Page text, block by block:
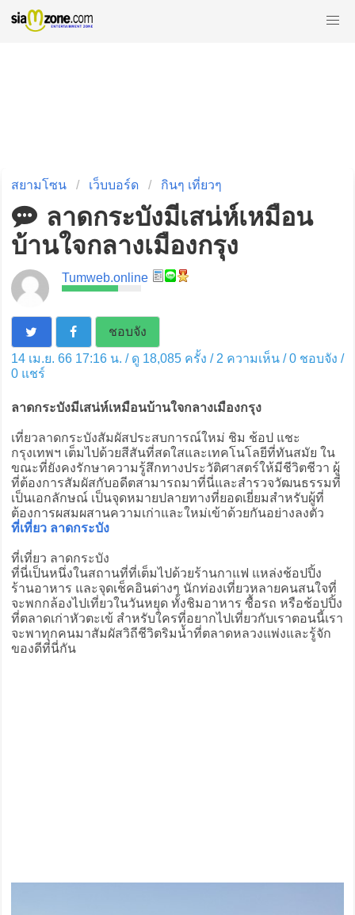
สยามโซน เว็บบอร์ด กินๆ เที่ยวๆ
ลาดกระบังมีเสน่ห์เหมือน
บ้านใจกลางเมืองกรุง
Tumweb.online
ชอบจัง
14 เม.ย. 66 17:16 น. / ดู 18,085 ครั้ง / 2 ความเห็น /0ชอบจัง /
0แชร์
ลาดกระบังมีเสน่ห์เหมือนบ้านใจกลางเมืองกรุง
เที่ยวลาดกระบังสัมผัสประสบการณ์ใหม่ ชิม ช้อป แชะ
กรุงเทพฯ เต็มไปด้วยสีสันที่สดใสและเทคโนโลยีที่ทันสมัย ใน
ขณะที่ยังคงรักษาความรู้สึกทางประวัติศาสตร์ให้มีชีวิตชีวา ผู้
ที่ต้องการสัมผัสกับอดีตสามารถมาที่นี่และสำรวจวัฒนธรรมที่
เป็นเอกลักษณ์ เป็นจุดหมายปลายทางที่ยอดเยี่ยมสำหรับผู้ที่
ต้องการผสมผสานความเก่าและใหม่เข้าด้วยกันอย่างลงตัว
ที่เที่ยว ลาดกระบัง
ที่เที่ยว ลาดกระบัง
ที่นี่เป็นหนึ่งในสถานที่ที่เต็มไปด้วยร้านกาแฟ แหล่งช้อปปิ้ง
ร้านอาหาร และจุดเช็คอินต่างๆ นักท่องเที่ยวหลายคนสนใจที่
จะพกกล้องไปเที่ยวในวันหยุด ทั้งชิมอาหาร ซื้อรถ หรือช้อปปิ้ง
ที่ตลาดเก่าหัวตะเข้ สำหรับใครที่อยากไปเที่ยวกับเราตอนนี้เรา
จะพาทุกคนมาสัมผัสวิถีชีวิตริมน้ำที่ตลาดหลวงแพ่งและรู้จัก
ของดีที่นี่กัน